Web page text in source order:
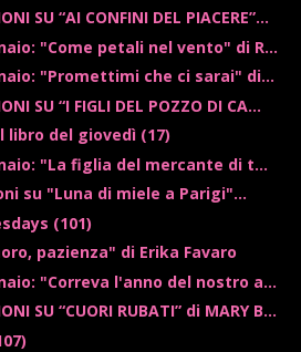
SU “AI CONFINI DEL PIACERE”...
"Come petali nel vento" di R...
"Promettimi che ci sarai" di...
SU “I FIGLI DEL POZZO DI CA...
libro del giovedì (17)
"La figlia del mercante di t...
su "Luna di miele a Parigi"...
(101)
pazienza" di Erika Favaro
"Correva l'anno del nostro a...
SU “CUORI RUBATI” di MARY B...